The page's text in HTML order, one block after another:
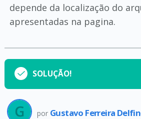
depende da localização do
apresentadas na pagina.
SOLUÇÃO!
por Gustavo Ferreira